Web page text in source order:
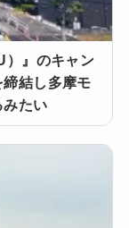
）』のキャン
結し多摩モ
みたい